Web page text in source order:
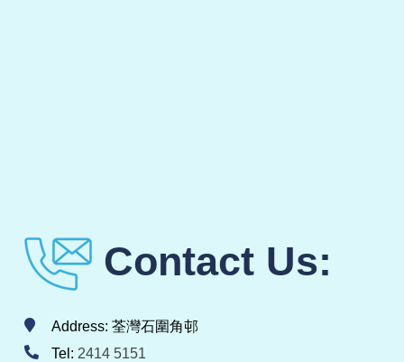
Contact Us:
Address: 荃灣石圍角邨
Tel: 2414 5151